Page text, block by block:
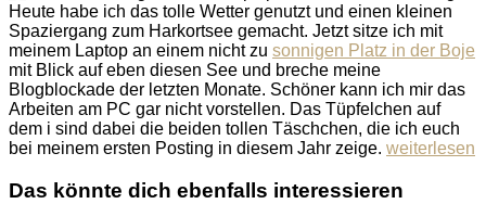
Heute habe ich das tolle Wetter genutzt und einen kleinen
Spaziergang zum Harkortsee gemacht. Jetzt sitze ich mit
meinem Laptop an einem nicht zu sonnigen Platz in der Boje
mit Blick auf eben diesen See und breche meine
Blogblockade der letzten Monate. Schöner kann ich mir das
Arbeiten am PC gar nicht vorstellen. Das Tüpfelchen auf
dem i sind dabei die beiden tollen Täschchen, die ich euch
bei meinem ersten Posting in diesem Jahr zeige. weiterlesen
Das könnte dich ebenfalls interessieren